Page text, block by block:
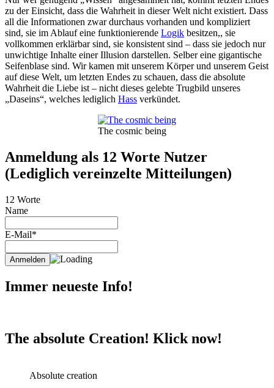
zu der Einsicht, dass die Wahrheit in dieser Welt nicht existiert. Dass
all die Informationen zwar durchaus vorhanden und kompliziert
sind, sie im Ablauf eine funktionierende Logik besitzen,, sie
vollkommen erklärbar sind, sie konsistent sind – dass sie jedoch nur
unwichtige Inhalte einer Illusion darstellen. Selber eine gigantische
Seifenblase sind. Wir kamen mit unserem Körper und unserem Geist
auf diese Welt, um letzten Endes zu schauen, dass die absolute
Wahrheit die Liebe ist – nicht dieses gelebte Trugbild unseres
„Daseins“, welches lediglich Hass verkündet.
The cosmic being
Anmeldung als 12 Worte Nutzer
(Lediglich vereinzelte Mitteilungen)
12 Worte
Name
E-Mail*
Immer neueste Info!
The absolute Creation! Klick now!
Absolute creation